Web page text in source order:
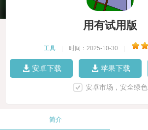
用有试用版
工具 时间：2025-10-30
安卓下载 苹果下载
安卓市场，安全绿色
简介